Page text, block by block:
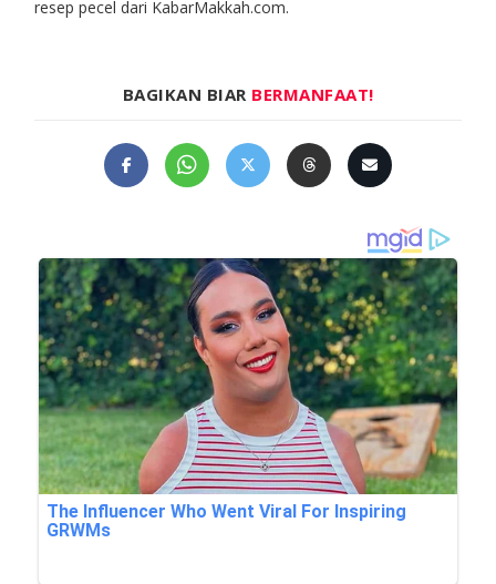
resep pecel dari KabarMakkah.com.
BAGIKAN BIAR BERMANFAAT!